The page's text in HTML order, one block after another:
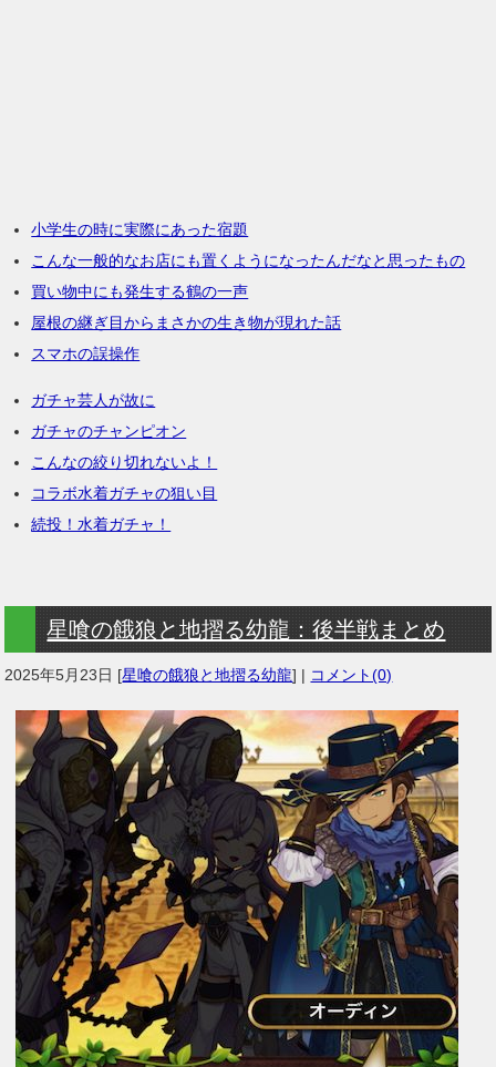
小学生の時に実際にあった宿題
こんな一般的なお店にも置くようになったんだなと思ったもの
買い物中にも発生する鶴の一声
屋根の継ぎ目からまさかの生き物が現れた話
スマホの誤操作
ガチャ芸人が故に
ガチャのチャンピオン
こんなの絞り切れないよ！
コラボ水着ガチャの狙い目
続投！水着ガチャ！
星喰の餓狼と地摺る幼龍：後半戦まとめ
2025年5月23日 [星喰の餓狼と地摺る幼龍] | コメント(0)